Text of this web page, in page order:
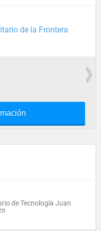
de la Frontera
de Tecnología Juan